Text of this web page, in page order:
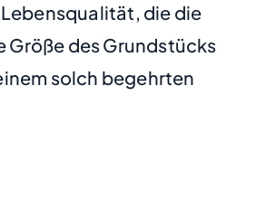
die die
Größe des Grundstücks
solch begehrten